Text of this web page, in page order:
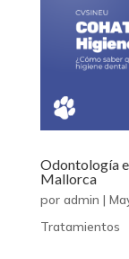
Odontología
Mallorca
por admin |
Tratamientos